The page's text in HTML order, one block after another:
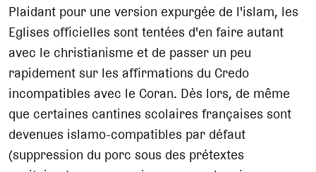
Plaidant pour une version expurgée de l'islam, les
Eglises officielles sont tentées d'en faire autant
avec le christianisme et de passer un peu
rapidement sur les affirmations du Credo
incompatibles avec le Coran. Dès lors, de même
que certaines cantines scolaires françaises sont
devenues islamo-compatibles par défaut
(suppression du porc sous des prétextes